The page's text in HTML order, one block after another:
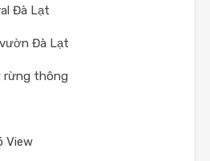
Đà Lạt
Đà Lạt
rừng thông
View